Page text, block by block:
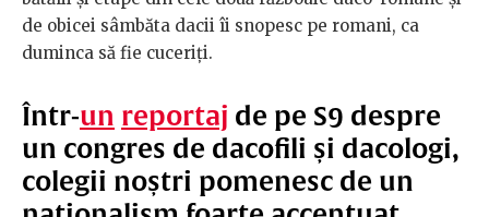
de obicei sâmbăta dacii îi snopesc pe romani, ca
duminca să fie cuceriţi.
Într-un reportaj de pe S9 despre
un congres de dacofili și dacologi,
colegii noștri pomenesc de un